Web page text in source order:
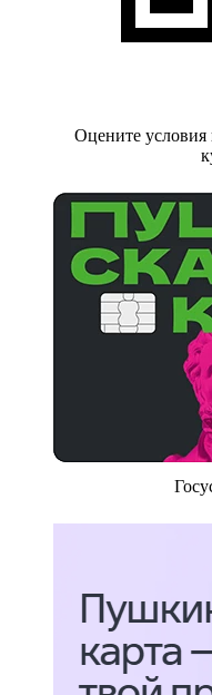
Оцените условия